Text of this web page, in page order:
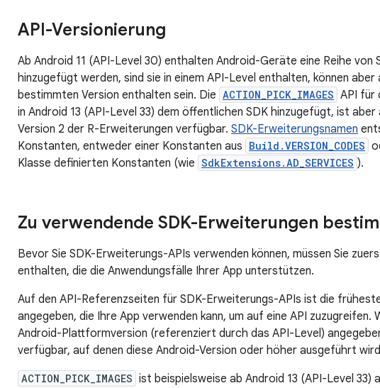
API-Versionierung
Ab Android 11 (API-Level 30) enthalten Android-Geräte eine Reihe von
hinzugefügt werden, sind sie in einem API-Level enthalten, können
bestimmten Version enthalten sein. Die ACTION_PICK_IMAGES API für
in Android 13 (API-Level 33) dem öffentlichen SDK hinzugefügt, ist
Version 2 der R-Erweiterungen verfügbar. SDK-Erweiterungsnamen
Konstanten, entweder einer Konstanten aus Build.VERSION_CODES
Klasse definierten Konstanten (wie SdkExtensions.AD_SERVICES ).
Zu verwendende SDK-Erweiterungen
Bevor Sie SDK-Erweiterungs-APIs verwenden können, müssen Sie
enthalten, die die Anwendungsfälle Ihrer App unterstützen.
Auf den API-Referenzseiten für SDK-Erweiterungs-APIs ist die
angegeben, die Ihre App verwenden kann, um auf eine API zuzugreifen.
Android-Plattformversion (referenziert durch das API-Level)
verfügbar, auf denen diese Android-Version oder höher ausgeführt
ACTION_PICK_IMAGES ist beispielsweise ab Android 13 (API-Level 33)